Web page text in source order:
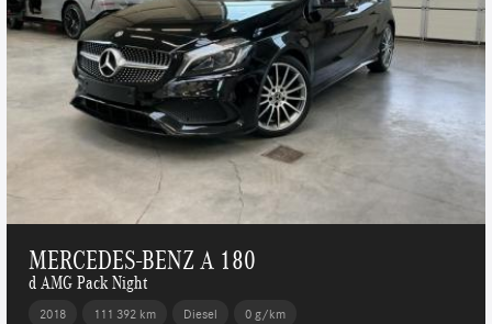
MERCEDES-BENZ A 180
d AMG Pack Night
2018 111 392 km Diesel 0 g/km